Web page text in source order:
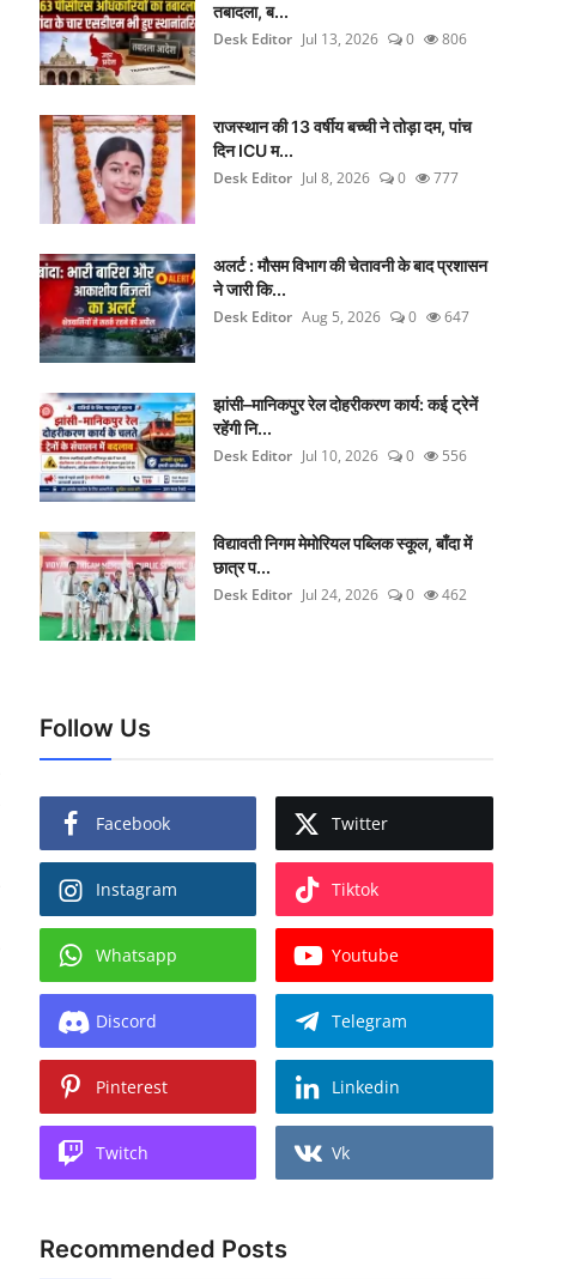
तबादला, ब...
Desk Editor Jul 13, 2026 0 806
राजस्थान की 13 वर्षीय बच्ची ने तोड़ा दम, पांच
दिन ICU म...
Desk Editor Jul 8, 2026 0 777
अलर्ट : मौसम विभाग की चेतावनी के बाद प्रशासन
ने जारी कि...
Desk Editor Aug 5, 2026 0 647
झांसी–मानिकपुर रेल दोहरीकरण कार्य: कई ट्रेनें
रहेंगी नि...
Desk Editor Jul 10, 2026 0 556
विद्यावती निगम मेमोरियल पब्लिक स्कूल, बाँदा में
छात्र प...
Desk Editor Jul 24, 2026 0 462
Follow Us
Facebook Twitter
Instagram Tiktok
Whatsapp Youtube
Discord Telegram
Pinterest Linkedin
Twitch Vk
Recommended Posts